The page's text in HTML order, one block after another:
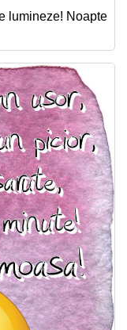
lumineze! Noapte